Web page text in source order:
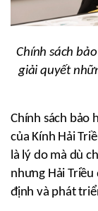
Chính sách
giải quyết
Chính sách bảo
của Kính Hải
là lý do mà dù
nhưng Hải Triều
định và phát